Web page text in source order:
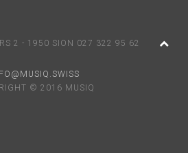
2 - 1950 SION 027 322 95 62
© 2016 MUSIQ